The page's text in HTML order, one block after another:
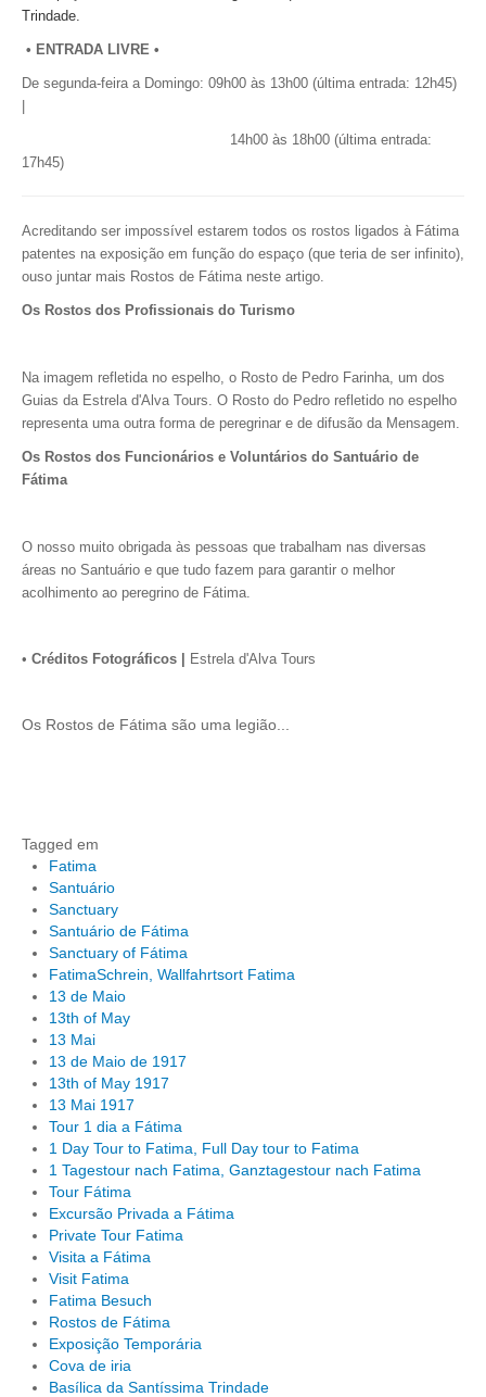
Trindade.
• ENTRADA LIVRE •
De segunda-feira a Domingo: 09h00 às 13h00 (última entrada: 12h45)
14h00 às 18h00 (última entrada:
17h45)
Acreditando ser impossível estarem todos os rostos ligados à Fátima
patentes na exposição em função do espaço (que teria de ser infinito),
ouso juntar mais Rostos de Fátima neste artigo.
Os Rostos dos Profissionais do Turismo
Na imagem refletida no espelho, o Rosto de Pedro Farinha, um dos
Guias da Estrela d'Alva Tours. O Rosto do Pedro refletido no espelho
representa uma outra forma de peregrinar e de difusão da Mensagem.
Os Rostos dos Funcionários e Voluntários do Santuário de
Fátima
O nosso muito obrigada às pessoas que trabalham nas diversas
áreas no Santuário e que tudo fazem para garantir o melhor
acolhimento ao peregrino de Fátima.
• Créditos Fotográficos | Estrela d'Alva Tours
Os Rostos de Fátima são uma legião...
Tagged em
Fatima
Santuário
Sanctuary
Santuário de Fátima
Sanctuary of Fátima
FatimaSchrein, Wallfahrtsort Fatima
13 de Maio
13th of May
13 Mai
13 de Maio de 1917
13th of May 1917
13 Mai 1917
Tour 1 dia a Fátima
1 Day Tour to Fatima, Full Day tour to Fatima
1 Tagestour nach Fatima, Ganztagestour nach Fatima
Tour Fátima
Excursão Privada a Fátima
Private Tour Fatima
Visita a Fátima
Visit Fatima
Fatima Besuch
Rostos de Fátima
Exposição Temporária
Cova de iria
Basílica da Santíssima Trindade